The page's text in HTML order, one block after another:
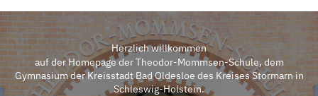
Herzlich willkommen
auf der Homepage der Theodor-Mommsen-Schule, dem
Gymnasium der Kreisstadt Bad Oldesloe des Kreises Stormarn in
Schleswig-Holstein.